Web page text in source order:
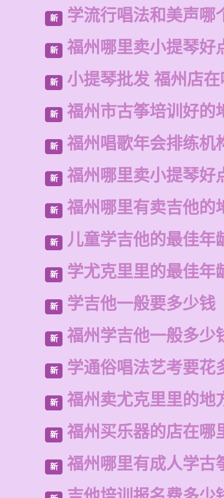
新 学流行唱法和美声哪
新 福州哪里卖小提琴好
新 小提琴批发 福州店
新 福州市古筝培训好的
新 福州唱歌年会排练机
新 福州哪里卖小提琴好
新 福州哪里有卖吉他的
新 儿童学吉他的最佳年
新 学尤克里里的最佳年
新 学吉他一般要多少钱
新 福州学吉他一般多少
新 学通俗唱法艺考要花
新 福州卖尤克里里的地
新 福州买乐器的店在哪
新 福州哪里有成人学古